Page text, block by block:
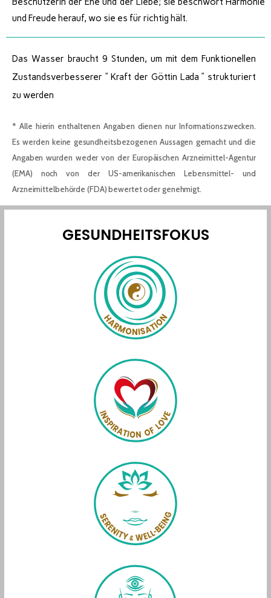
und Freude herauf, wo sie es für richtig hält.
Das Wasser braucht 9 Stunden, um mit dem Funktionellen
Zustandsverbesserer ” Kraft der Göttin Lada ” strukturiert
zu werden
* Alle hierin enthaltenen Angaben dienen nur Informationszwecken.
Es werden keine gesundheitsbezogenen Aussagen gemacht und die
Angaben wurden weder von der Europäischen Arzneimittel-Agentur
(EMA) noch von der US-amerikanischen Lebensmittel- und
Arzneimittelbehörde (FDA) bewertet oder genehmigt.
GESUNDHEITSFOKUS